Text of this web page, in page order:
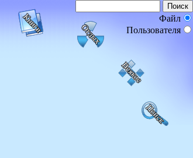
Файл
Пользователя